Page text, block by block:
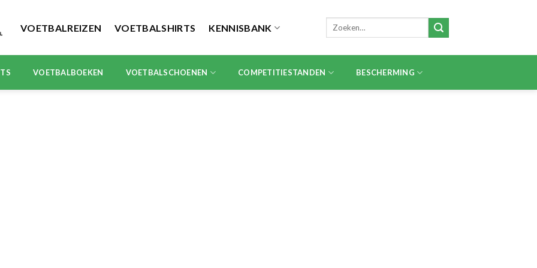
VOETBALREIZEN VOETBALSHIRTS KENNISBANK
Zoeken
VOETBALBOEKEN VOETBALSCHOENEN COMPETITIESTANDEN BESCHERMING